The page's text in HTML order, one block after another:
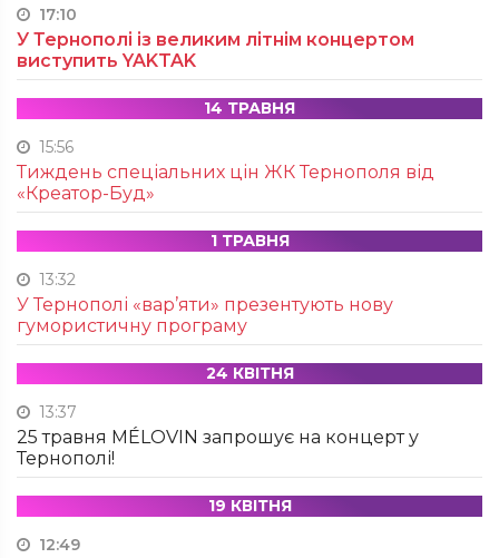
17:10
У Тернополі із великим літнім концертом
виступить YAKTAK
14 ТРАВНЯ
15:56
Тиждень спеціальних цін ЖК Тернополя від
«Креатор-Буд»
1 ТРАВНЯ
13:32
У Тернополі «вар’яти» презентують нову
гумористичну програму
24 КВІТНЯ
13:37
25 травня MÉLOVIN запрошує на концерт у
Тернополі!
19 КВІТНЯ
12:49